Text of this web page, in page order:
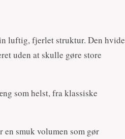
luftig, fjerlet struktur. Den hvide
uden at skulle gøre store
som helst, fra klassiske
smuk volumen som gør